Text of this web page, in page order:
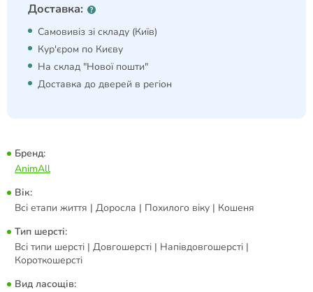
Доставка:
Самовивіз зі складу (Київ)
Кур'єром по Києву
На склад "Нової пошти"
Доставка до дверей в регіон
Бренд:
AnimAll
Вік:
Всі етапи життя | Доросла | Похилого віку | Кошеня
Тип шерсті:
Всі типи шерсті | Довгошерсті | Напівдовгошерсті |
Короткошерсті
Вид ласощів: